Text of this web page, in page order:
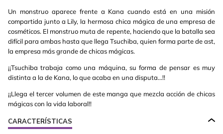
Un monstruo aparece frente a Kana cuando está en una misión
compartida junto a Lily, la hermosa chica mágica de una empresa de
cosméticos. El monstruo muta de repente, haciendo que la batalla sea
difícil para ambas hasta que llega Tsuchiba, quien forma parte de ast,
la empresa más grande de chicas mágicas.
¡¡Tsuchiba trabaja como una máquina, su forma de pensar es muy
distinta a la de Kana, lo que acaba en una disputa...!!
¡¡Llega el tercer volumen de este manga que mezcla acción de chicas
mágicas con la vida laboral!!
CARACTERÍSTICAS